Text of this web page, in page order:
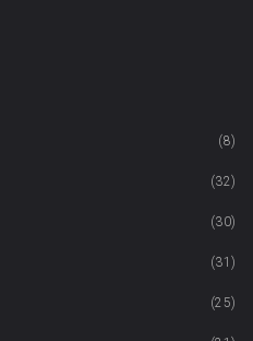
(8)
(32)
(30)
(31)
(25)